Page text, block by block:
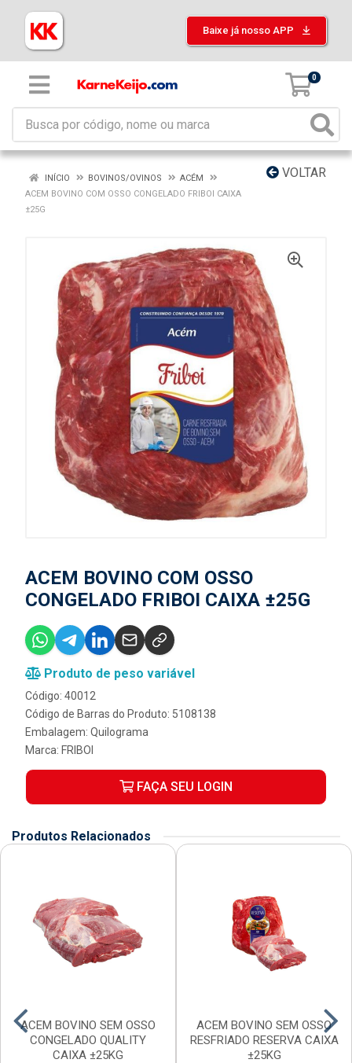
Baixe já nosso APP
0
VOLTAR
INÍCIO BOVINOS/OVINOS
ACÉM
ACEM BOVINO COM OSSO CONGELADO FRIBOI CAIXA
±25G
ACEM BOVINO COM OSSO
CONGELADO FRIBOI CAIXA ±25G
Produto de peso variável
Código: 40012
Código de Barras do Produto: 5108138
Embalagem: Quilograma
Marca: FRIBOI
FAÇA SEU LOGIN
Produtos Relacionados
ACEM BOVINO SEM OSSO
CONGELADO QUALITY
CAIXA ±25KG
ACEM BOVINO SEM OSSO
RESFRIADO RESERVA CAIXA
±25KG